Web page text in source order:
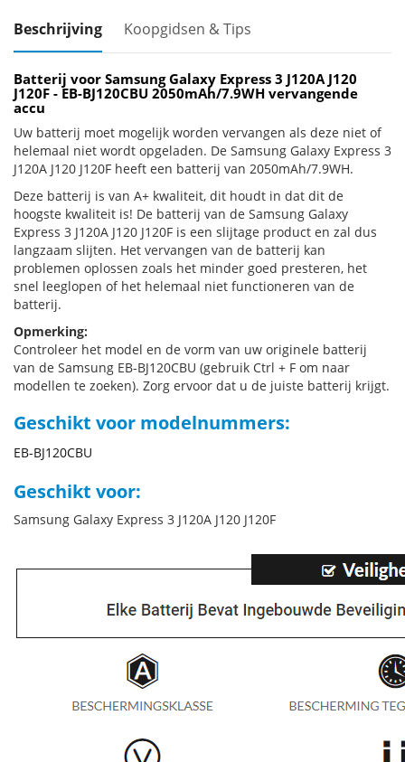
Beschrijving Koopgidsen & Tips
Batterij voor Samsung Galaxy Express 3 J120A J120
J120F - EB-BJ120CBU 2050mAh/7.9WH vervangende
accu
Uw batterij moet mogelijk worden vervangen als deze niet of
helemaal niet wordt opgeladen. De Samsung Galaxy Express 3
J120A J120 J120F heeft een batterij van 2050mAh/7.9WH.
Deze batterij is van A+ kwaliteit, dit houdt in dat dit de
hoogste kwaliteit is! De batterij van de Samsung Galaxy
Express 3 J120A J120 J120F is een slijtage product en zal dus
langzaam slijten. Het vervangen van de batterij kan
problemen oplossen zoals het minder goed presteren, het
snel leeglopen of het helemaal niet functioneren van de
batterij.
Opmerking:
Controleer het model en de vorm van uw originele batterij
van de Samsung EB-BJ120CBU (gebruik Ctrl + F om naar
modellen te zoeken). Zorg ervoor dat u de juiste batterij krijgt.
Geschikt voor modelnummers:
EB-BJ120CBU
Geschikt voor:
Samsung Galaxy Express 3 J120A J120 J120F